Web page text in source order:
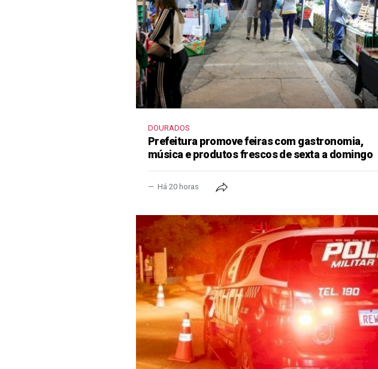
DOURADOS
Prefeitura promove feiras com gastronomia,
música e produtos frescos de sexta a domingo
Há 20 horas